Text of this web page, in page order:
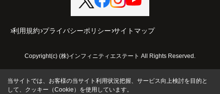
利用規約 プライバシーポリシー サイトマップ
Copyright(c) (株)インフィニティエステート All Rights Reserved.
当サイトでは、お客様の当サイト利用状況把握、サービス向上検討を目的と
して、クッキー（Cookie）を使用しています。